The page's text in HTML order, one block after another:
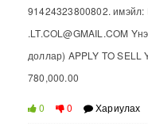
91424323800802. имэйл:
.LT.COL@GMAIL.COM
доллар) APPLY TO SELL
780,000.00
0 0 Хариулах